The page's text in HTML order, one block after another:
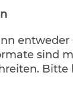
sind
Bitte